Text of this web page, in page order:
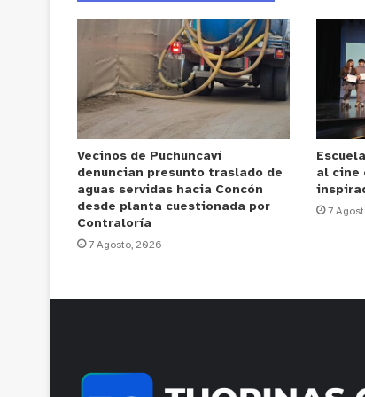
Vecinos de Puchuncaví
denuncian presunto traslado de
aguas servidas hacia Concón
desde planta cuestionada por
Contraloría
7 Agosto, 2026
al cine
7